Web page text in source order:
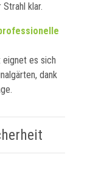
klar.
eignet es sich
dank